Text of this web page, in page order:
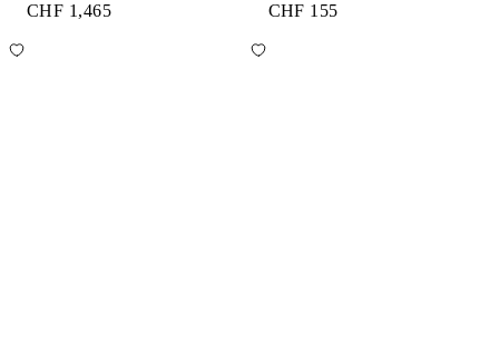
CHF 1,465 CHF 155